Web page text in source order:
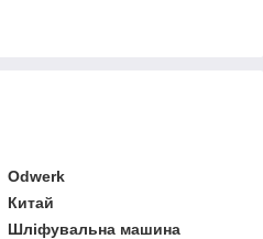
Odwerk
Китай
Шліфувальна машина